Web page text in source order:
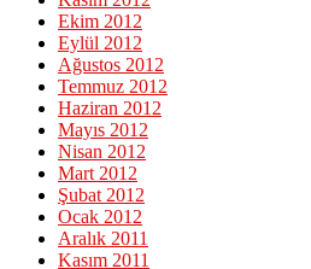
Ekim 2012
Eylül 2012
Ağustos 2012
Temmuz 2012
Haziran 2012
Mayıs 2012
Nisan 2012
Mart 2012
Şubat 2012
Ocak 2012
Aralık 2011
Kasım 2011